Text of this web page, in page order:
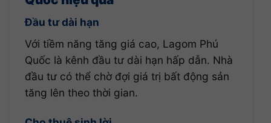
Đầu tư dài hạn
Với tiềm năng tăng giá cao, Lagom Phú
Quốc là kênh đầu tư dài hạn hấp dẫn. Nhà
đầu tư có thể chờ đợi giá trị bất động sản
tăng lên theo thời gian.